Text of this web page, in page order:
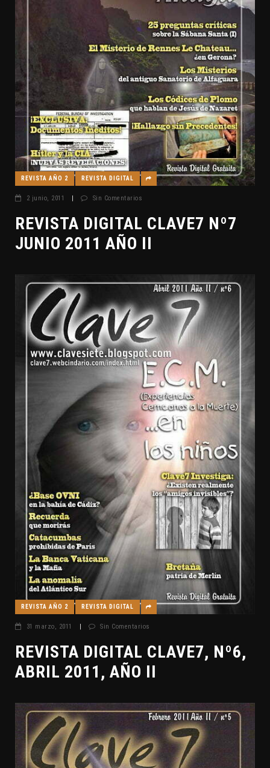
REVISTA AÑO 2 REVISTA DIGITAL
2 junio, 2011 Sin Comentarios
REVISTA DIGITAL CLAVE7 Nº7
JUNIO 2011 AÑO II
REVISTA AÑO 2 REVISTA DIGITAL
31 marzo, 2011 Sin Comentarios
REVISTA DIGITAL CLAVE7, Nº6,
ABRIL 2011, AÑO II